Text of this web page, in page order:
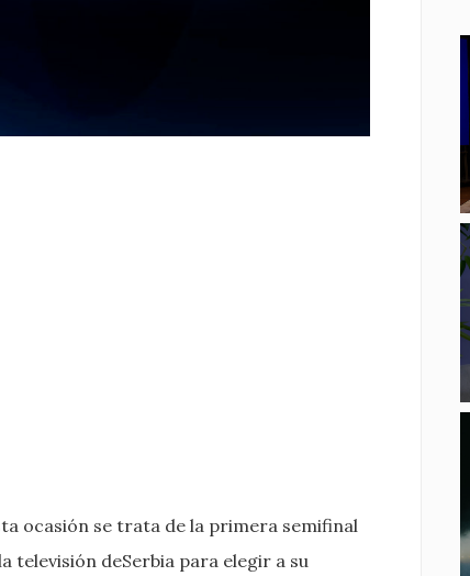
ocasión se trata de la primera semifinal
televisión deSerbia para elegir a su